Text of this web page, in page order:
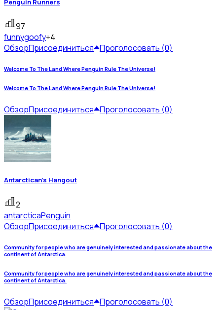
Penguin Runners
97
funnygoofy+4
ОбзорПрисоединиться Проголосовать (0)
Welcome To The Land Where Penguin Rule The Universe!
Welcome To The Land Where Penguin Rule The Universe!
ОбзорПрисоединиться Проголосовать (0)
Antarctican's Hangout
2
antarcticaPenguin
ОбзорПрисоединиться Проголосовать (0)
Community for people who are genuinely interested and passionate about the
continent of Antarctica.
Community for people who are genuinely interested and passionate about the
continent of Antarctica.
ОбзорПрисоединиться Проголосовать (0)